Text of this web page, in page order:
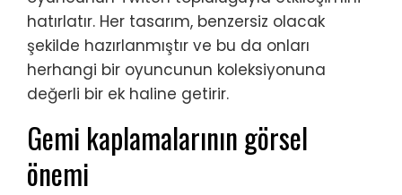
hatırlatır. Her tasarım, benzersiz olacak
şekilde hazırlanmıştır ve bu da onları
herhangi bir oyuncunun koleksiyonuna
değerli bir ek haline getirir.
Gemi kaplamalarının görsel
önemi